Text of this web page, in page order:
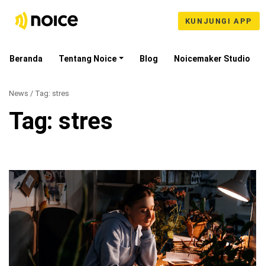
KUNJUNGI APP
Beranda Tentang Noice Blog Noicemaker Studio
News / Tag: stres
Tag: stres